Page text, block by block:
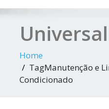
Home
TagManutenção e
Condicionado